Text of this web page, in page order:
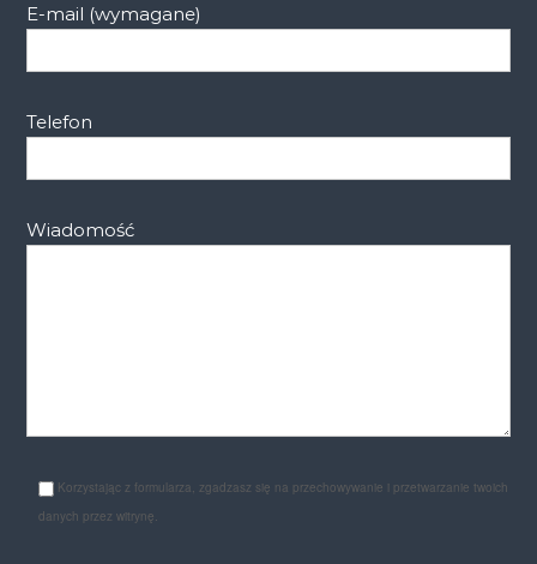
E-mail (wymagane)
Telefon
Wiadomość
Korzystając z formularza, zgadzasz się na przechowywanie i przetwarzanie twoich
danych przez witrynę.